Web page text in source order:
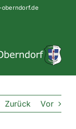
Zurück Vor